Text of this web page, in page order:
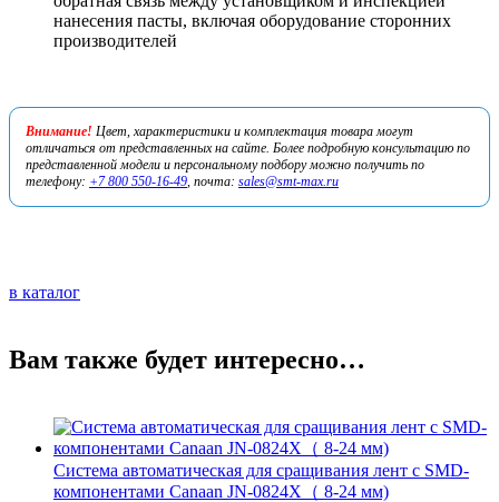
нанесения пасты, включая оборудование сторонних
производителей
Внимание! Цвет, характеристики и комплектация товара могут
отличаться от представленных на сайте. Более подробную консультацию по
представленной модели и персональному подбору можно получить по
телефону: +7 800 550-16-49, почта: sales@smt-max.ru
в каталог
Вам также будет интересно…
Система автоматическая для сращивания лент с SMD-
компонентами Canaan JN-0824X（ 8-24 мм)